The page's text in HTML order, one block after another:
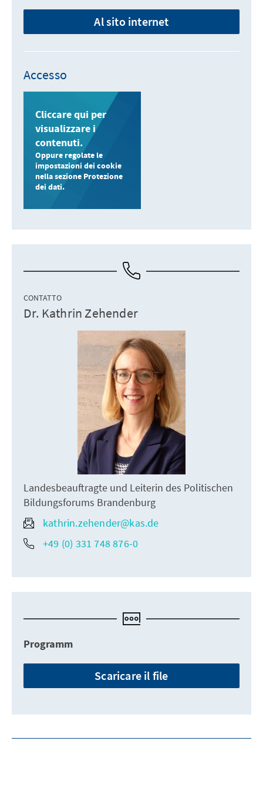
Al sito internet
Accesso
Cliccare qui per
visualizzare i
contenuti.
Oppure regolate le
impostazioni dei cookie
nella sezione Protezione
dei dati.
CONTATTO
Dr. Kathrin Zehender
Landesbeauftragte und Leiterin des Politischen
Bildungsforums Brandenburg
kathrin.zehender@kas.de
+49 (0) 331 748 876-0
Programm
Scaricare il file